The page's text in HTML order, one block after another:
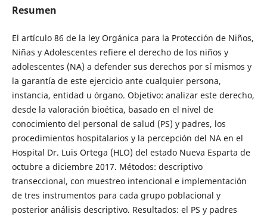
Resumen
El artículo 86 de la ley Orgánica para la Protección de Niños,
Niñas y Adolescentes refiere el derecho de los niños y
adolescentes (NA) a defender sus derechos por sí mismos y
la garantía de este ejercicio ante cualquier persona,
instancia, entidad u órgano. Objetivo: analizar este derecho,
desde la valoración bioética, basado en el nivel de
conocimiento del personal de salud (PS) y padres, los
procedimientos hospitalarios y la percepción del NA en el
Hospital Dr. Luis Ortega (HLO) del estado Nueva Esparta de
octubre a diciembre 2017. Métodos: descriptivo
transeccional, con muestreo intencional e implementación
de tres instrumentos para cada grupo poblacional y
posterior análisis descriptivo. Resultados: el PS y padres